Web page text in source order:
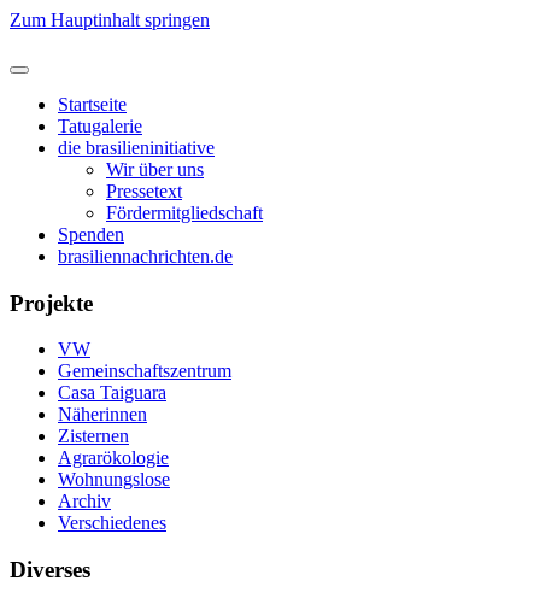
Zum Hauptinhalt springen
Startseite
Tatugalerie
die brasilieninitiative
Wir über uns
Pressetext
Fördermitgliedschaft
Spenden
brasiliennachrichten.de
Projekte
VW
Gemeinschaftszentrum
Casa Taiguara
Näherinnen
Zisternen
Agrarökologie
Wohnungslose
Archiv
Verschiedenes
Diverses